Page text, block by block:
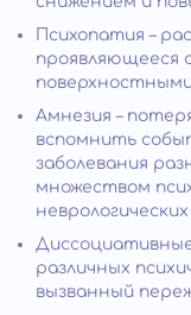
Психопатия –
проявляющееся
Амнезия –
вспомнить
заболевания
множеством
различных
вызванный